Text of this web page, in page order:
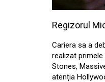
Regizorul
Cariera sa a
realizat primele
Stones,
atenția